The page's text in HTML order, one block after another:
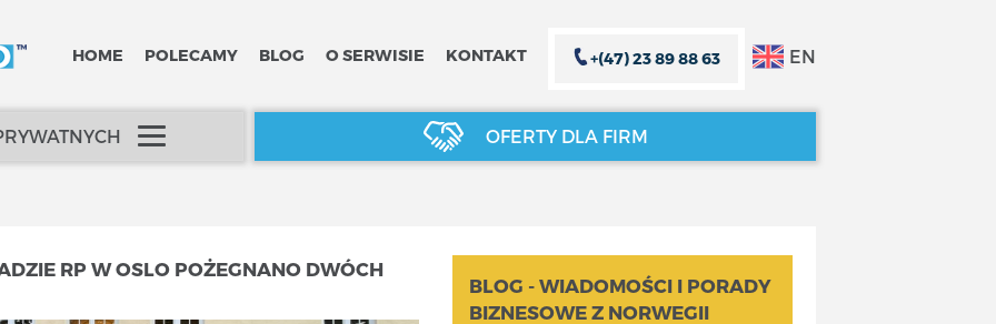
EN
HOME POLECAMY BLOG O SERWISIE KONTAKT +(47) 23 89 88 63
OFERTY DLA FIRM
RP W OSLO POŻEGNANO DWÓCH
BLOG - WIADOMOŚCI I PORADY
BIZNESOWE Z NORWEGII